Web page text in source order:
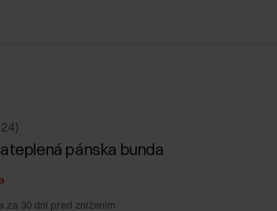
pánska bunda
za 30 dní pred znížením